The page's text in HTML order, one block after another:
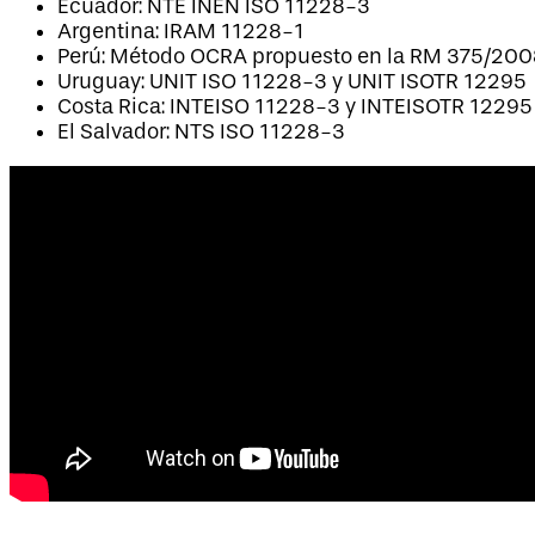
Ecuador: NTE INEN ISO 11228-3
Argentina: IRAM 11228-1
Perú: Método OCRA propuesto en la RM 375/
Uruguay: UNIT ISO 11228-3 y UNIT ISOTR 12295
Costa Rica: INTEISO 11228-3 y INTEISOTR 12295
El Salvador: NTS ISO 11228-3